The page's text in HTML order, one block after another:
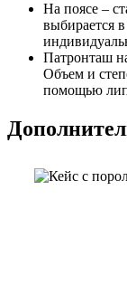
На поясе –
выбирается
Патронташ
Объем и
помощью